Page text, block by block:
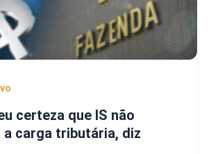
certeza que IS não
a carga tributária, diz